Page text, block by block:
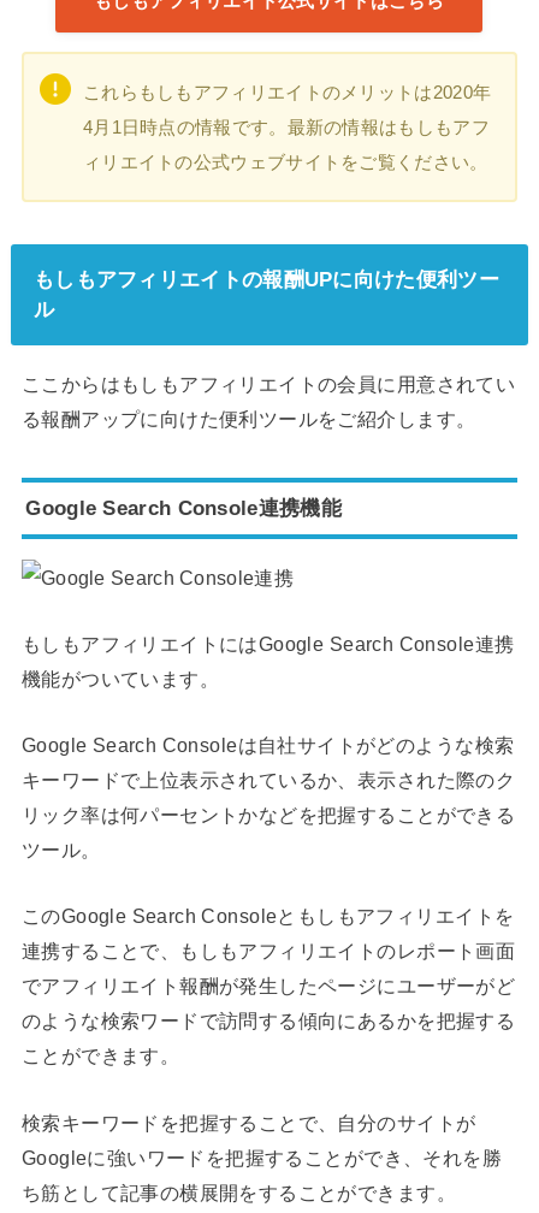
これらもしもアフィリエイトのメリットは2020年
4月1日時点の情報です。最新の情報はもしもアフ
ィリエイトの公式ウェブサイトをご覧ください。
もしもアフィリエイトの報酬UPに向けた便利ツー
ル
ここからはもしもアフィリエイトの会員に用意されてい
る報酬アップに向けた便利ツールをご紹介します。
Google Search Console連携機能
もしもアフィリエイトにはGoogle Search Console連携
機能がついています。
Google Search Consoleは自社サイトがどのような検索
キーワードで上位表示されているか、表示された際のク
リック率は何パーセントかなどを把握することができる
ツール。
このGoogle Search Consoleともしもアフィリエイトを
連携することで、もしもアフィリエイトのレポート画面
でアフィリエイト報酬が発生したページにユーザーがど
のような検索ワードで訪問する傾向にあるかを把握する
ことができます。
検索キーワードを把握することで、自分のサイトが
Googleに強いワードを把握することができ、それを勝
ち筋として記事の横展開をすることができます。